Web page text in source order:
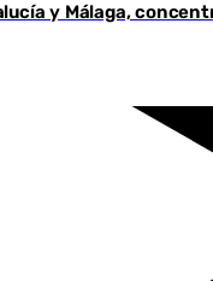
y Málaga,